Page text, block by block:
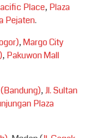
Place, Plaza
Pejaten.
,Margo City
, Pakuwon Mall
,Jl. Sultan
Plaza